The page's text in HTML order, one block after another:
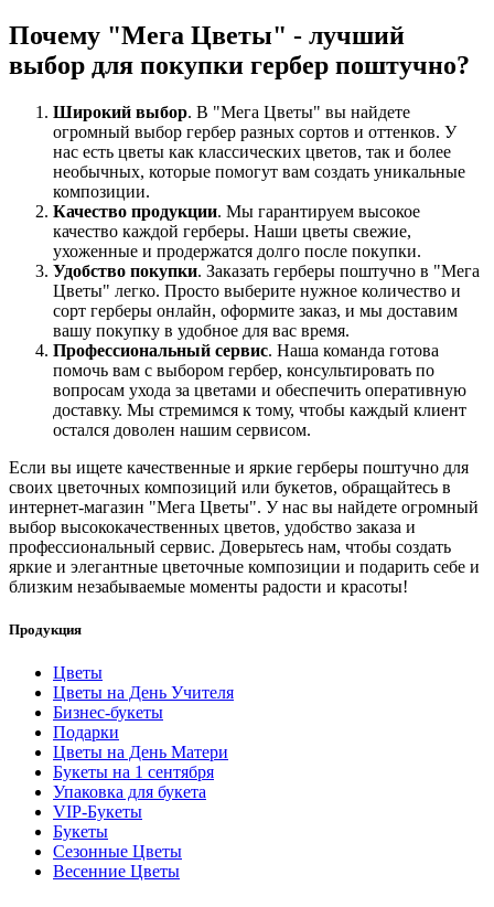
Почему "Мега Цветы" - лучший
выбор для покупки гербер поштучно?
Широкий выбор. В "Мега Цветы" вы найдете
огромный выбор гербер разных сортов и оттенков. У
нас есть цветы как классических цветов, так и более
необычных, которые помогут вам создать уникальные
композиции.
Качество продукции. Мы гарантируем высокое
качество каждой герберы. Наши цветы свежие,
ухоженные и продержатся долго после покупки.
Удобство покупки. Заказать герберы поштучно в "Мега
Цветы" легко. Просто выберите нужное количество и
сорт герберы онлайн, оформите заказ, и мы доставим
вашу покупку в удобное для вас время.
Профессиональный сервис. Наша команда готова
помочь вам с выбором гербер, консультировать по
вопросам ухода за цветами и обеспечить оперативную
доставку. Мы стремимся к тому, чтобы каждый клиент
остался доволен нашим сервисом.
Если вы ищете качественные и яркие герберы поштучно для
своих цветочных композиций или букетов, обращайтесь в
интернет-магазин "Мега Цветы". У нас вы найдете огромный
выбор высококачественных цветов, удобство заказа и
профессиональный сервис. Доверьтесь нам, чтобы создать
яркие и элегантные цветочные композиции и подарить себе и
близким незабываемые моменты радости и красоты!
Продукция
Цветы
Цветы на День Учителя
Бизнес-букеты
Подарки
Цветы на День Матери
Букеты на 1 сентября
Упаковка для букета
VIP-Букеты
Букеты
Сезонные Цветы
Весенние Цветы